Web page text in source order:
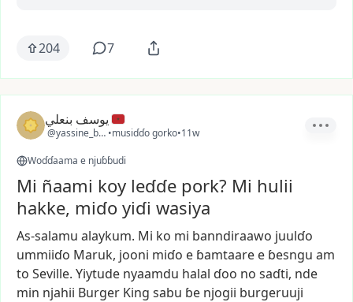
204 7
يوسف بنعلي
@yassine_ben2
•musiɗɗo gorko•11w
Woɗɗaama e njuɓɓudi
Mi ñaami koy leɗɗe pork? Mi hulii
hakke, miɗo yiɗi wasiya
As-salamu alaykum. Mi ko mi banndiraawo juulɗo
ummiiɗo Maruk, jooni miɗo e ɓamtaare e ɓesngu am
to Seville. Yiytude nyaamdu halal ɗoo no saɗti, nde
min njahii Burger King sabu ɓe njogii burgeruuji